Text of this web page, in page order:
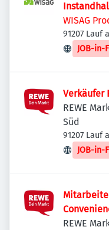
WISAG
91207 Lauf
JOB-in-
Verkäufer
REWE
Süd
91207 Lauf
JOB-in-
REWE